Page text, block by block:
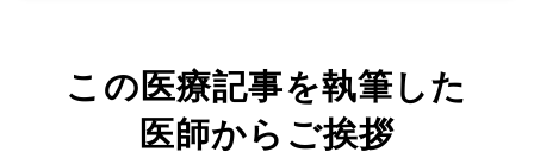
この医療記事を執筆した
医師からご挨拶